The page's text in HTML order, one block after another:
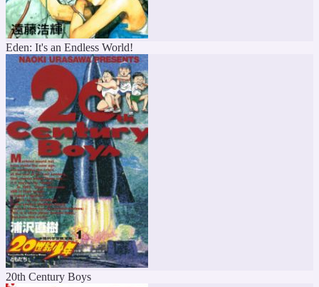
Eden: It's an Endless World!
20th Century Boys